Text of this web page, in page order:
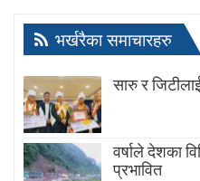
भर्खरैका समाचारहरु
सारु र
वर्षाले देशका
प्रभावित